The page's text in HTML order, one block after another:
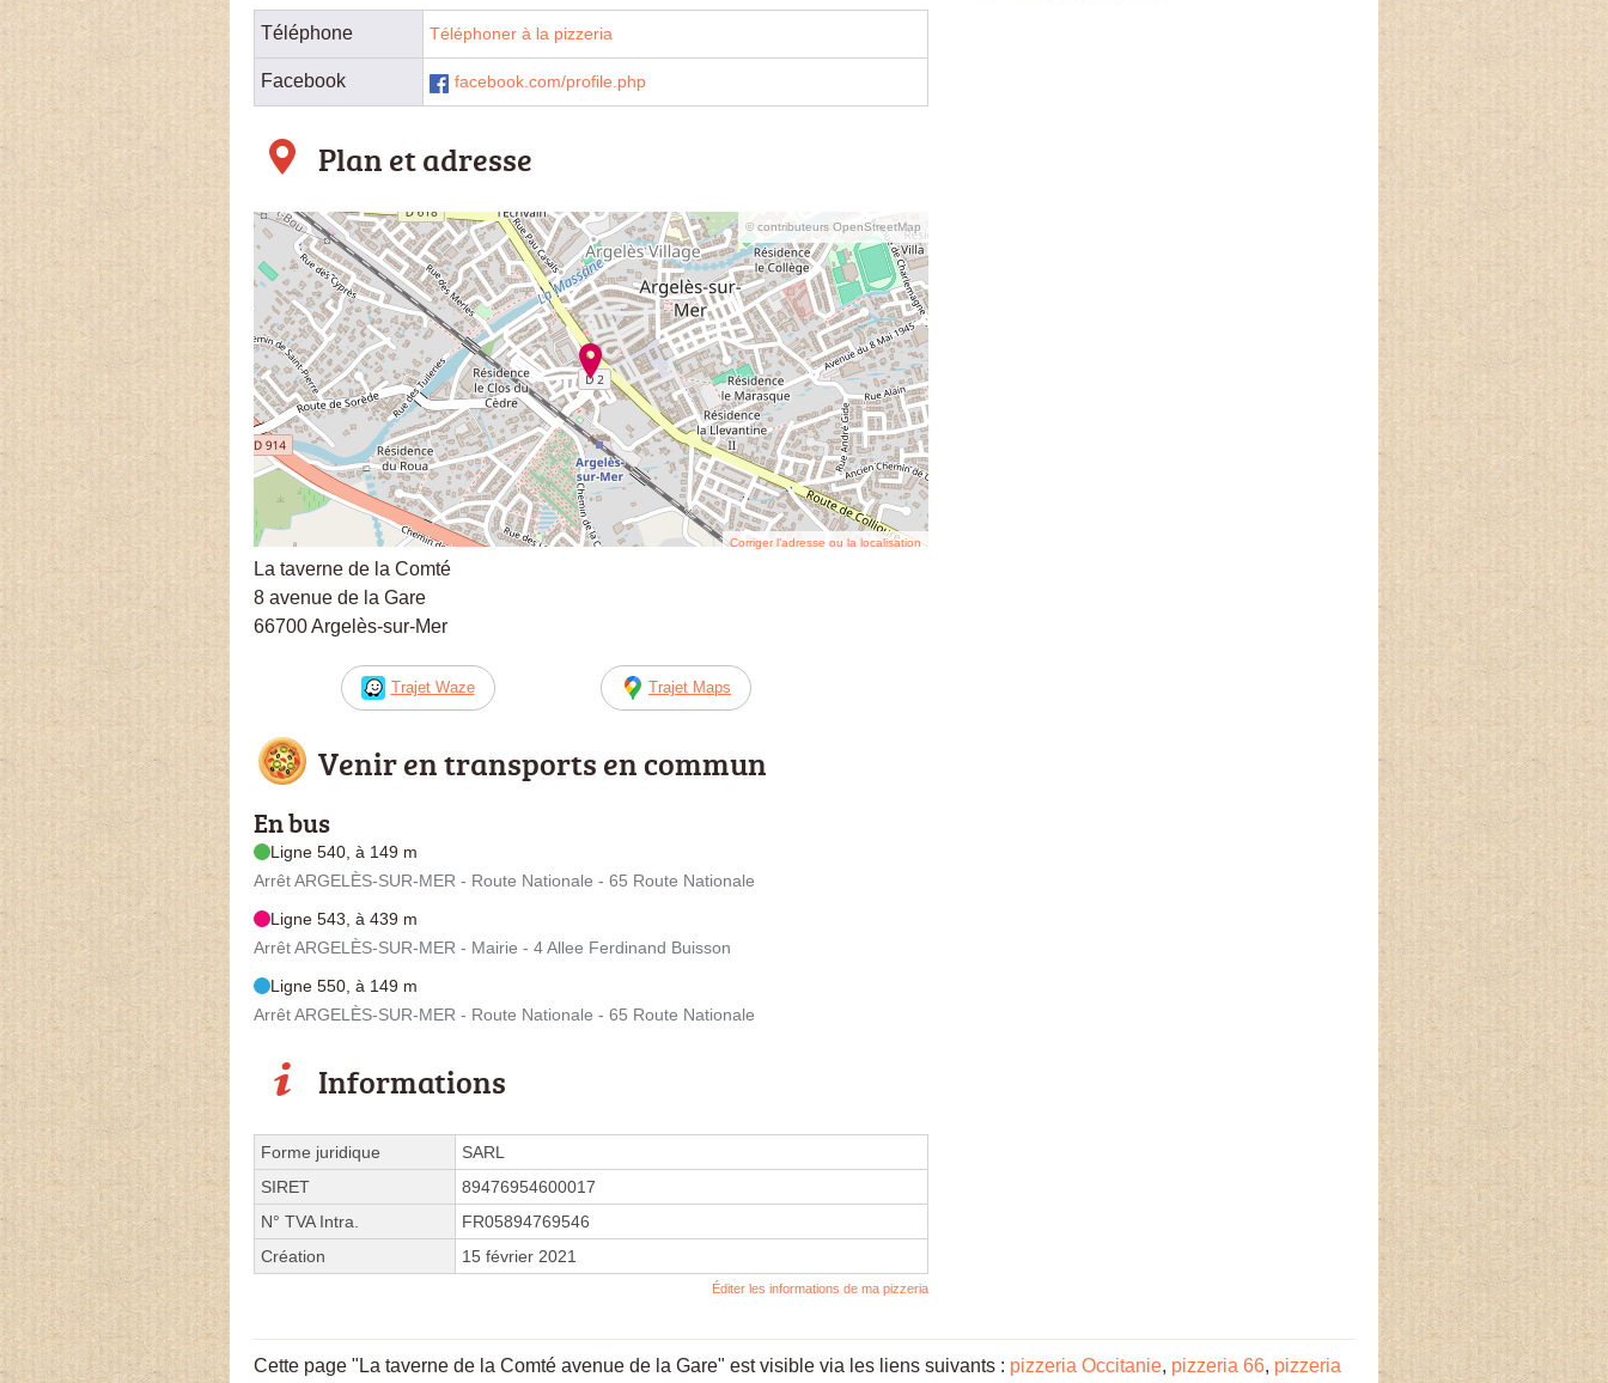
Téléphone Téléphoner à la pizzeria
Facebook facebook.com/profile.php
Plan et adresse
© contributeurs OpenStreetMap
Corriger l’adresse ou la localisation
La taverne de la Comté
8 avenue de la Gare
66700 Argelès-sur-Mer
Trajet Waze Trajet Maps
Venir en transports en commun
En bus
Ligne 540, à 149 m
Arrêt ARGELÈS-SUR-MER - Route Nationale - 65 Route Nationale
Ligne 543, à 439 m
Arrêt ARGELÈS-SUR-MER - Mairie - 4 Allee Ferdinand Buisson
Ligne 550, à 149 m
Arrêt ARGELÈS-SUR-MER - Route Nationale - 65 Route Nationale
Informations
Forme juridique
SARL
SIRET
89476954600017
N° TVA Intra.
FR05894769546
Création
15 février 2021
Éditer les informations de ma pizzeria
Cette page "La taverne de la Comté avenue de la Gare" est visible via les liens suivants : pizzeria Occitanie, pizzeria 66, pizzeria